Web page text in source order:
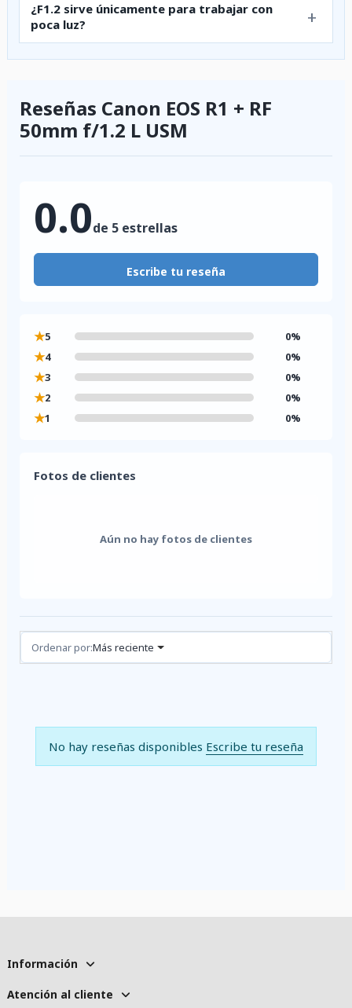
¿F1.2 sirve únicamente para trabajar con
poca luz?
Reseñas Canon EOS R1 + RF
50mm f/1.2 L USM
0.0de 5 estrellas
Escribe tu reseña
★5 0%
★4 0%
★3 0%
★2 0%
★1 0%
Fotos de clientes
Aún no hay fotos de clientes
Reseñas (0)
Ordenar por:Más reciente
No hay reseñas disponibles Escribe tu reseña
Información
Atención al cliente